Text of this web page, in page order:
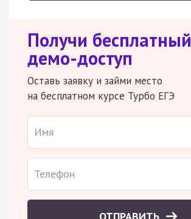
Получи бесплатный
демо-доступ
Оставь заявку и займи место
на бесплатном курсе Турбо ЕГЭ
ОТПРАВИТЬ